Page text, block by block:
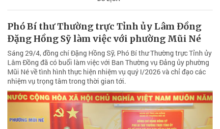
mạnh mẽ, hứa hẹn sẽ trở thành điểm đến hàng đầu khu vực châu Á -
Phó Bí thư Thường trực Tỉnh ủy Lâm Đồng
Đặng Hồng Sỹ làm việc với phường Mũi Né
Sáng 29/4, đồng chí Đặng Hồng Sỹ, Phó Bí thư Thường trực Tỉnh ủy
Lâm Đồng đã có buổi làm việc với Ban Thường vụ Đảng ủy phường
Mũi Né về tình hình thực hiện nhiệm vụ quý I/2026 và chỉ đạo các
nhiệm vụ trọng tâm trong thời gian tới.